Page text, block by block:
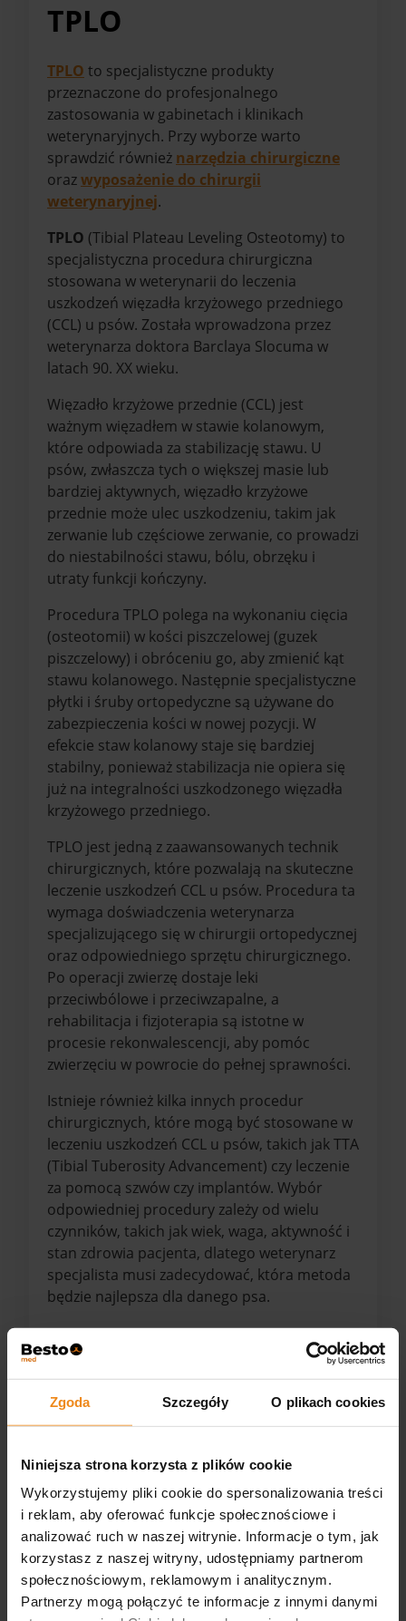
Zgoda Szczegóły O plikach cookies
Niniejsza strona korzysta z plików cookie
Wykorzystujemy pliki cookie do spersonalizowania treści
i reklam, aby oferować funkcje społecznościowe i
analizować ruch w naszej witrynie. Informacje o tym, jak
korzystasz z naszej witryny, udostępniamy partnerom
społecznościowym, reklamowym i analitycznym.
Partnerzy mogą połączyć te informacje z innymi danymi
TPLO
TPLO to specjalistyczne produkty
przeznaczone do profesjonalnego
zastosowania w gabinetach i klinikach
weterynaryjnych. Przy wyborze warto
sprawdzić również narzędzia chirurgiczne
orazwyposażenie do chirurgii
weterynaryjnej.
TPLO (Tibial Plateau Leveling Osteotomy) to
specjalistyczna procedura chirurgiczna
stosowana w weterynarii do leczenia
uszkodzeń więzadła krzyżowego przedniego
(CCL) u psów. Została wprowadzona przez
weterynarza doktora Barclaya Slocuma w
latach 90. XX wieku.
Więzadło krzyżowe przednie (CCL) jest
ważnym więzadłem w stawie kolanowym,
które odpowiada za stabilizację stawu. U
psów, zwłaszcza tych o większej masie lub
bardziej aktywnych, więzadło krzyżowe
przednie może ulec uszkodzeniu, takim jak
zerwanie lub częściowe zerwanie, co prowadzi
do niestabilności stawu, bólu, obrzęku i
utraty funkcji kończyny.
Procedura TPLO polega na wykonaniu cięcia
(osteotomii) w kości piszczelowej (guzek
piszczelowy) i obróceniu go, aby zmienić kąt
stawu kolanowego. Następnie specjalistyczne
płytki i śruby ortopedyczne są używane do
zabezpieczenia kości w nowej pozycji. W
efekcie staw kolanowy staje się bardziej
stabilny, ponieważ stabilizacja nie opiera się
już na integralności uszkodzonego więzadła
krzyżowego przedniego.
TPLO jest jedną z zaawansowanych technik
chirurgicznych, które pozwalają na skuteczne
leczenie uszkodzeń CCL u psów. Procedura ta
wymaga doświadczenia weterynarza
specjalizującego się w chirurgii ortopedycznej
oraz odpowiedniego sprzętu chirurgicznego.
Po operacji zwierzę dostaje leki
przeciwbólowe i przeciwzapalne, a
rehabilitacja i fizjoterapia są istotne w
procesie rekonwalescencji, aby pomóc
zwierzęciu w powrocie do pełnej sprawności.
Istnieje również kilka innych procedur
chirurgicznych, które mogą być stosowane w
leczeniu uszkodzeń CCL u psów, takich jak TTA
(Tibial Tuberosity Advancement) czy leczenie
za pomocą szwów czy implantów. Wybór
odpowiedniej procedury zależy od wielu
czynników, takich jak wiek, waga, aktywność i
stan zdrowia pacjenta, dlatego weterynarz
specjalista musi zadecydować, która metoda
będzie najlepsza dla danego psa.
4.8
Ocena
Na podstawie
868
Jak zbieramy opinie?
podgląd